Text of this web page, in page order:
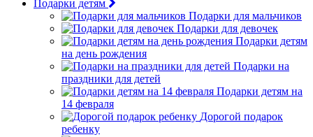
Подарки детям
Подарки для мальчиков
Подарки для девочек
Подарки детям
на день рождения
Подарки на
праздники для детей
Подарки детям на
14 февраля
Дорогой подарок
ребенку